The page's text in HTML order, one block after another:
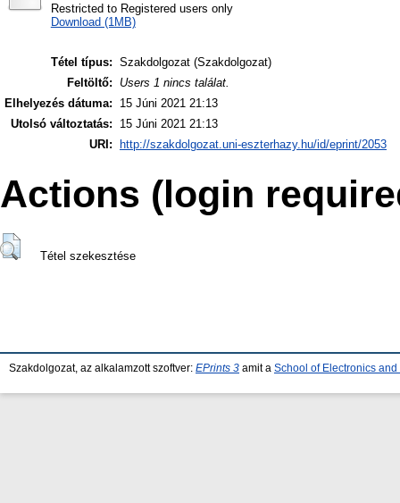
Restricted to Registered users only
Download (1MB)
Tétel típus: Szakdolgozat (Szakdolgozat)
Feltöltő:
Users 1 nincs találat.
Elhelyezés dátuma:
15 Júni 2021 21:13
Utolsó változtatás:
15 Júni 2021 21:13
URI:
http://szakdolgozat.uni-eszterhazy.hu/id/eprint/2053
Actions (login
Tétel szekesztése
Szakdolgozat, az alkalamzott szoftver: EPrints 3 amit a School of Electronics